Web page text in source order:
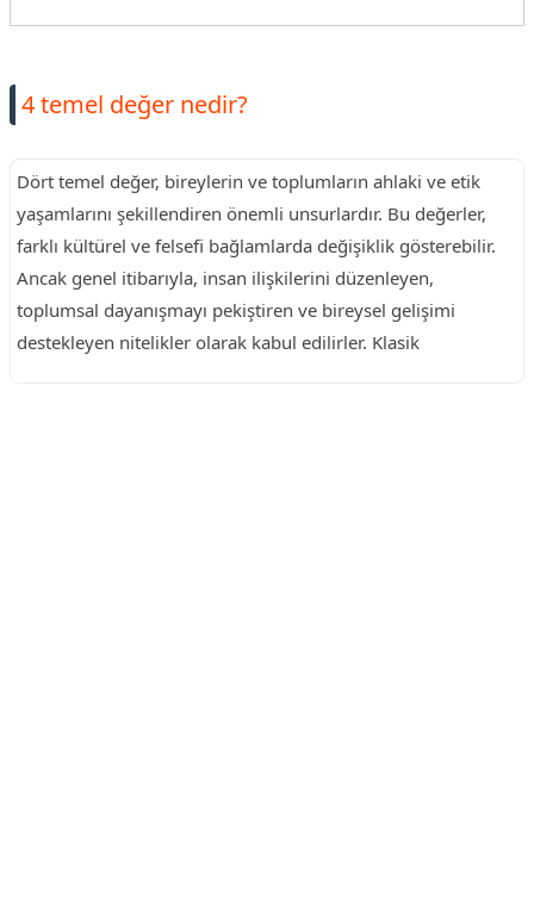
4 temel değer nedir?
Dört temel değer, bireylerin ve toplumların ahlaki ve etik
yaşamlarını şekillendiren önemli unsurlardır. Bu değerler,
farklı kültürel ve felsefi bağlamlarda değişiklik gösterebilir.
Ancak genel itibarıyla, insan ilişkilerini düzenleyen,
toplumsal dayanışmayı pekiştiren ve bireysel gelişimi
destekleyen nitelikler olarak kabul edilirler. Klasik